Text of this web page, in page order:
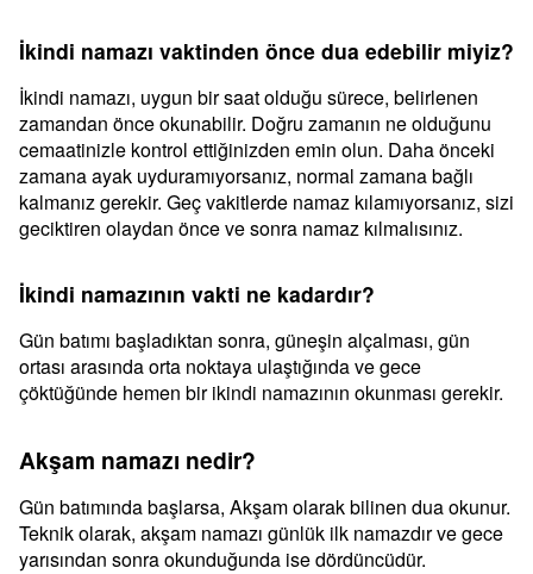
İkindi namazı vaktinden önce dua edebilir miyiz?
İkindi namazı, uygun bir saat olduğu sürece, belirlenen
zamandan önce okunabilir. Doğru zamanın ne olduğunu
cemaatinizle kontrol ettiğinizden emin olun. Daha önceki
zamana ayak uyduramıyorsanız, normal zamana bağlı
kalmanız gerekir. Geç vakitlerde namaz kılamıyorsanız, sizi
geciktiren olaydan önce ve sonra namaz kılmalısınız.
İkindi namazının vakti ne kadardır?
Gün batımı başladıktan sonra, güneşin alçalması, gün
ortası arasında orta noktaya ulaştığında ve gece
çöktüğünde hemen bir ikindi namazının okunması gerekir.
Akşam namazı nedir?
Gün batımında başlarsa, Akşam olarak bilinen dua okunur.
Teknik olarak, akşam namazı günlük ilk namazdır ve gece
yarısından sonra okunduğunda ise dördüncüdür.